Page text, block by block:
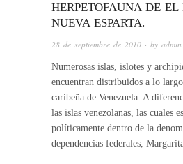
HERPETOFAUNA DE EL
NUEVA ESPARTA.
28 de septiembre de 2010 · by admin
Numerosas islas, islotes y
encuentran distribuidos a lo
caribeña de Venezuela. A
las islas venezolanas, las cuales
políticamente dentro de la
dependencias federales,